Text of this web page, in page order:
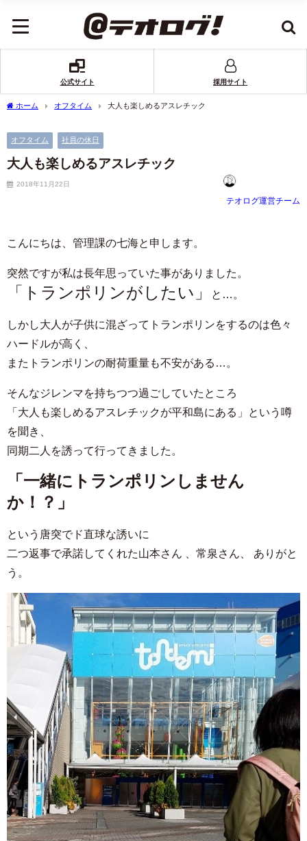
公式サイト 採用サイト
ホーム オフタイム 大人も楽しめるアスレチック
オフタイム 社員の休日
大人も楽しめるアスレチック
2018年11月22日
テオログ運営チーム
こんにちは、管理課の七海と申します。
突然ですが私は長年思っていた事がありました。
「トランポリンがしたい」 と…。
しかし大人が子供に混ざってトランポリンをするのは色々
ハードルが高く、
またトランポリンの耐荷重量も不安がある…。
そんなジレンマを持ちつつ過ごしていたところ
「大人も楽しめるアスレチックが平和島にある」という噂
を聞き、
同期二人を誘って行ってきました。
「一緒にトランポリンしません
か！？」
という唐突でド直球な誘いに
二つ返事で承諾してくれた山本さん 、常泉さん、 ありがと
う。